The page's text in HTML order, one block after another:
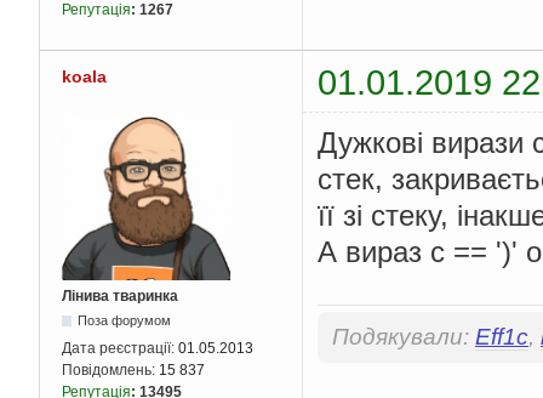
Репутація: 1267
koala 01.01.2019
Лінива тваринка
Поза форумом
Дата реєстрації: 01.05.2013
Повідомлень: 15 837
Репутація: 13495
Дужкові вирази
стек,
її зі стеку,
А вираз c == ')'
Подякували: Eff1c,